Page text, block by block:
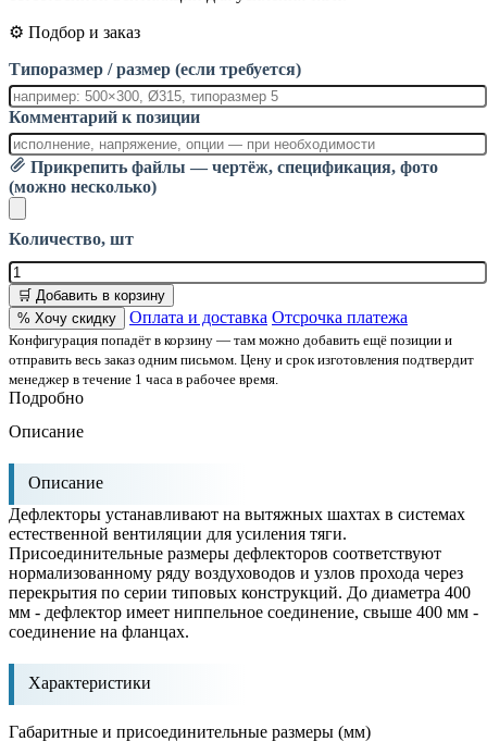
⚙️ Подбор и заказ
Типоразмер / размер (если требуется)
Комментарий к позиции
Прикрепить файлы — чертёж, спецификация, фото
(можно несколько)
Количество, шт
🛒 Добавить в корзину
% Хочу скидку
Оплата и доставка Отсрочка платежа
Конфигурация попадёт в корзину — там можно добавить ещё позиции и
отправить весь заказ одним письмом. Цену и срок изготовления подтвердит
менеджер в течение 1 часа в рабочее время.
Подробно
Описание
Описание
Дефлекторы устанавливают на вытяжных шахтах в системах
естественной вентиляции для усиления тяги.
Присоединительные размеры дефлекторов соответствуют
нормализованному ряду воздуховодов и узлов прохода через
перекрытия по серии типовых конструкций. До диаметра 400
мм - дефлектор имеет ниппельное соединение, свыше 400 мм -
соединение на фланцах.
Характеристики
Габаритные и присоединительные размеры (мм)